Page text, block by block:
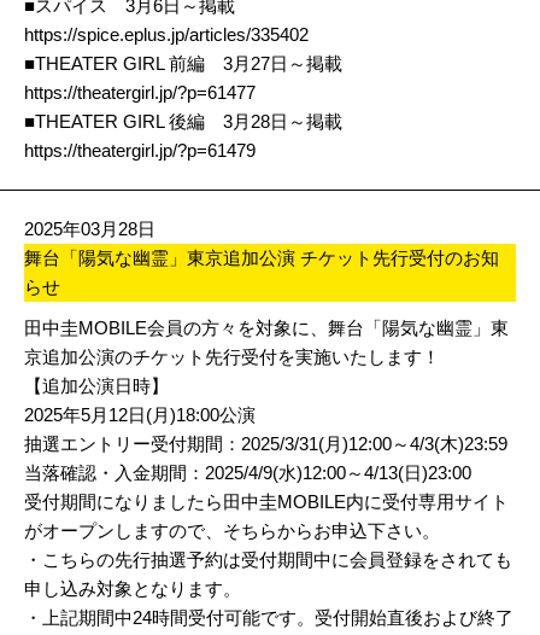
■スパイス 3月6日～掲載
https://spice.eplus.jp/articles/335402
■THEATER GIRL 前編 3月27日～掲載
https://theatergirl.jp/?p=61477
■THEATER GIRL 後編 3月28日～掲載
https://theatergirl.jp/?p=61479
2025年03月28日
舞台「陽気な幽霊」東京追加公演 チケット先行受付のお知
らせ
田中圭MOBILE会員の方々を対象に、舞台「陽気な幽霊」東
京追加公演のチケット先行受付を実施いたします！
【追加公演日時】
2025年5月12日(月)18:00公演
抽選エントリー受付期間：2025/3/31(月)12:00～4/3(木)23:59
当落確認・入金期間：2025/4/9(水)12:00～4/13(日)23:00
受付期間になりましたら田中圭MOBILE内に受付専用サイト
がオープンしますので、そちらからお申込下さい。
・こちらの先行抽選予約は受付期間中に会員登録をされても
申し込み対象となります。
・上記期間中24時間受付可能です。受付開始直後および終了